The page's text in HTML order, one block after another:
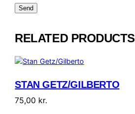
n
b
t
r
a
RELATED PRODUCTS
STAN GETZ/GILBERTO
75,00 kr.